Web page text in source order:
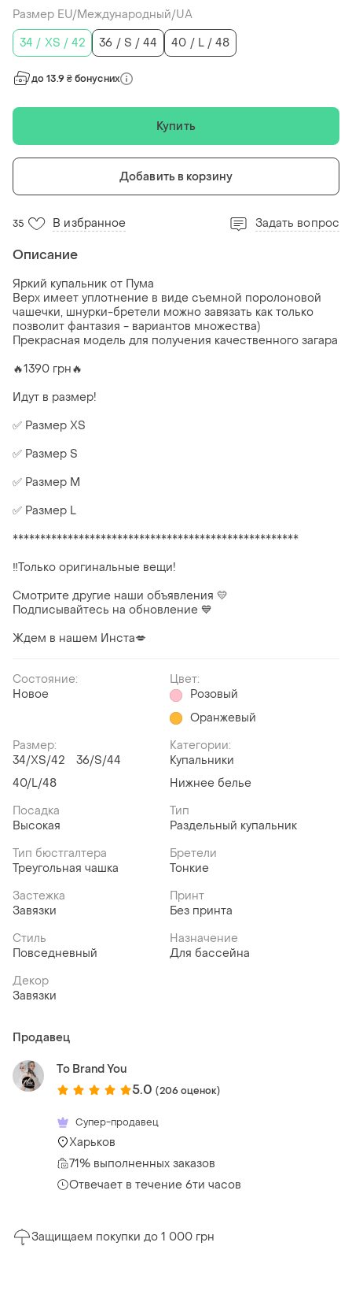
Размер EU/Международный/UA
34 / XS / 42
36 / S / 44 40 / L / 48
до 13.9 ₴ бонусних
Купить
Добавить в корзину
35 В избранное Задать вопрос
Описание
Яркий купальник от Пума
Верх имеет уплотнение в виде съемной поролоновой
чашечки, шнурки-бретели можно завязать как только
позволит фантазия - вариантов множества)
Прекрасная модель для получения качественного загара
🔥1390 грн🔥
Идут в размер!
✅ Размер XS
✅ Размер S
✅ Размер M
✅ Размер L
****************************************************
‼️Только оригинальные вещи!
Смотрите другие наши объявления 💛
Подписывайтесь на обновление 💙
Ждем в нашем Инста💋
Состояние:
Новое
Цвет:
Розовый
Оранжевый
Размер:
34/XS/42
36/S/44
40/L/48
Категории:
Купальники
Нижнее белье
Посадка
Высокая
Тип
Раздельный купальник
Тип бюстгалтера
Треугольная чашка
Бретели
Тонкие
Застежка
Завязки
Принт
Без принта
Стиль
Повседневный
Назначение
Для бассейна
Декор
Завязки
Продавец
To Brand You
5.0 (206 оценок)
Супер-продавец
Харьков
71% выполненных заказов
Отвечает в течение 6ти часов
Защищаем покупки до 1 000 грн